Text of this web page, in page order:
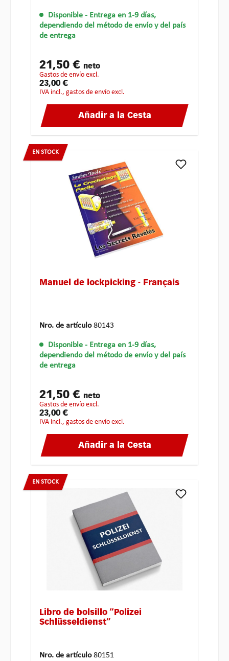
Disponible - Entrega en 1-9 días,
dependiendo del método de envío y del país
de entrega
21,50 € neto
gastos de envío excl.
23,00 €
IVA incl., gastos de envío excl.
Añadir a la Cesta
EN STOCK
Manuel de lockpicking - Français
Nro. de artículo80143
Disponible - Entrega en 1-9 días,
dependiendo del método de envío y del país
de entrega
21,50 € neto
gastos de envío excl.
23,00 €
IVA incl., gastos de envío excl.
Añadir a la Cesta
EN STOCK
Libro de bolsillo “Polizei
Schlüsseldienst”
Nro. de artículo80151